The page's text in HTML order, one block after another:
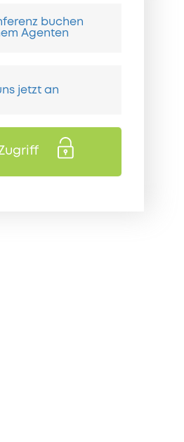
buchen
Agenten
jetzt an